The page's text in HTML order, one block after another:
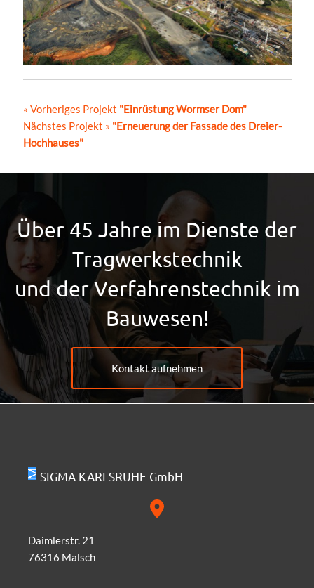
« Vorheriges Projekt "Einrüstung Wormser Dom"
Nächstes Projekt » "Erneuerung der Fassade des Dreier-
Hochhauses"
Über 45 Jahre im Dienste der
Tragwerkstechnik
und der Verfahrenstechnik im
Bauwesen!
Kontakt aufnehmen
SIGMA KARLSRUHE GmbH
Daimlerstr. 21
76316 Malsch